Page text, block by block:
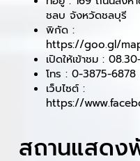
ชลบ จังหวัดชลบุรี
พิกัด :
https://goo.gl/
เปิดให้เข้าชม :
โทร : 0-3875-6878
เว็บไซต์ :
https://
สถานแสดง